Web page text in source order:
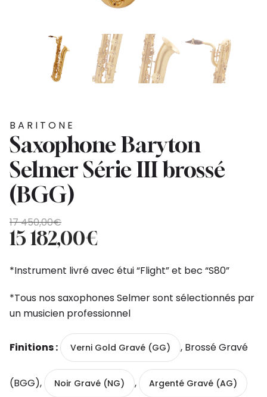
BARITONE
Saxophone Baryton
Selmer Série III brossé
(BGG)
17 450,00€
Original
price
was:
17
15 182,00€
Current
price
is:
15
*Instrument livré avec étui “Flight” et bec “S80”
*Tous nos saxophones Selmer sont sélectionnés par
un musicien professionnel
Finitions : Verni Gold Gravé (GG) , Brossé Gravé
(BGG), Noir Gravé (NG) , Argenté Gravé (AG)